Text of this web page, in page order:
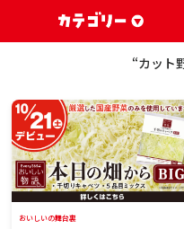
“カット
おいしいの舞台裏